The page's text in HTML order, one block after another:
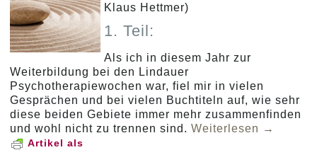
Klaus Hettmer)
1. Teil:
Als ich in diesem Jahr zur
Weiterbildung bei den Lindauer
Psychotherapiewochen war, fiel mir in vielen
Gesprächen und bei vielen Buchtiteln auf, wie sehr
diese beiden Gebiete immer mehr zusammenfinden
und wohl nicht zu trennen sind.Weiterlesen →
Artikel als